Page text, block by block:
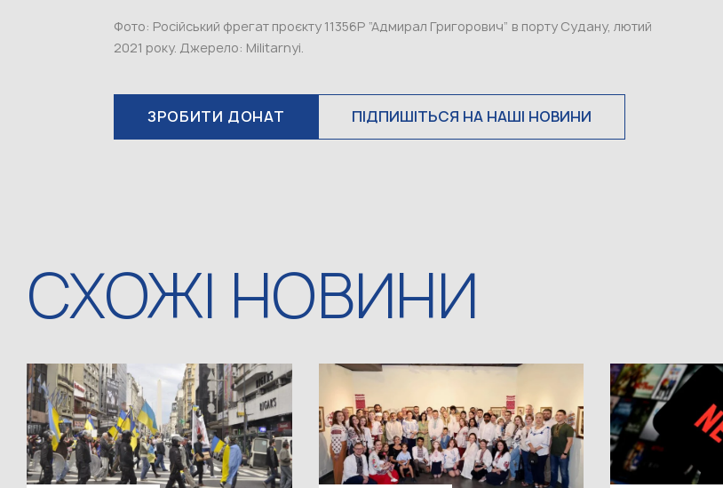
Фото: Російський фрегат проєкту 11356Р “Адмирал Григорович” в порту Судану, лютий
2021 року. Джерело: Militarnyi
ЗРОБИТИ ДОНАТ ПІДПИШІТЬСЯ НА НАШІ НОВИНИ
СХОЖІ НОВИНИ